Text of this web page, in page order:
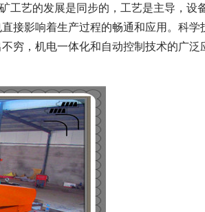
工艺的发展是同步的，工艺是主导，设
接影响着生产过程的畅通和应用。科学
穷，机电一体化和自动控制技术的广泛